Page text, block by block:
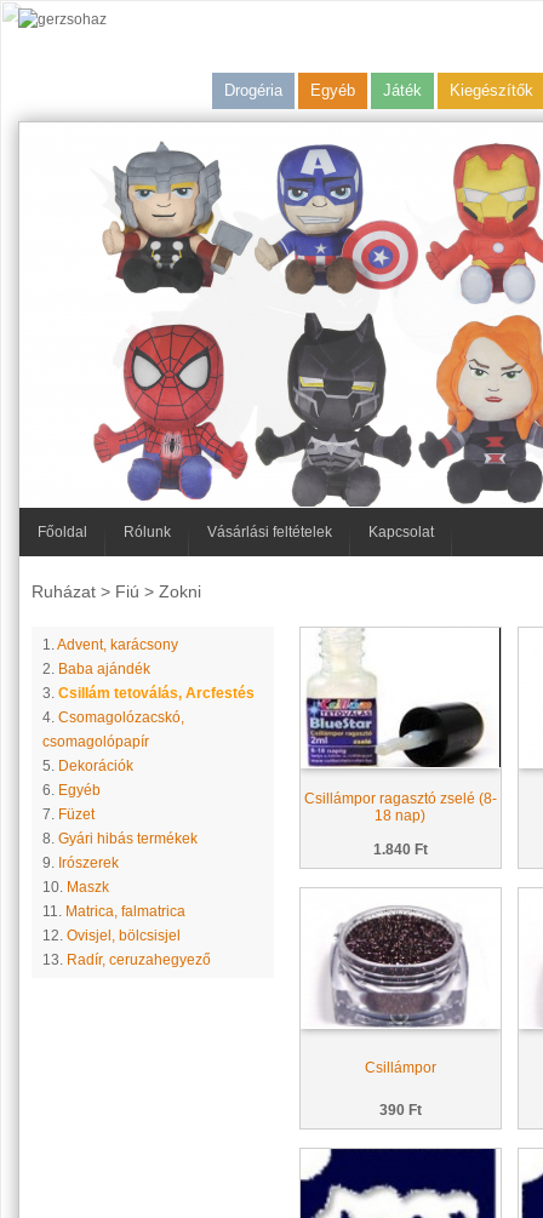
Drogéria Egyéb Játék Kiegészítők
Főoldal Rólunk Vásárlási feltételek Kapcsolat
Ruházat> Fiú > Zokni
1.Advent, karácsony
2. Baba ajándék
3. Csillám tetoválás, Arcfestés
4. Csomagolózacskó,
csomagolópapír
5. Dekorációk
6. Egyéb
7. Füzet
8. Gyári hibás termékek
9. Irószerek
10. Maszk
11. Matrica, falmatrica
12. Ovisjel, bölcsisjel
13. Radír, ceruzahegyező
Csillámpor ragasztó zselé (8-
18 nap)
1.840 Ft
Csillámpor
390 Ft